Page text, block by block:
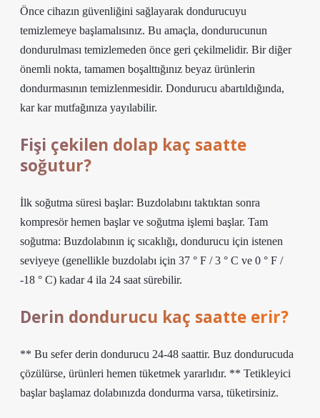
Önce cihazın güvenliğini sağlayarak dondurucuyu
temizlemeye başlamalısınız. Bu amaçla, dondurucunun
dondurulması temizlemeden önce geri çekilmelidir. Bir diğer
önemli nokta, tamamen boşalttığınız beyaz ürünlerin
dondurmasının temizlenmesidir. Dondurucu abartıldığında,
kar kar mutfağınıza yayılabilir.
Fişi çekilen dolap kaç saatte
soğutur?
İlk soğutma süresi başlar: Buzdolabını taktıktan sonra
kompresör hemen başlar ve soğutma işlemi başlar. Tam
soğutma: Buzdolabının iç sıcaklığı, dondurucu için istenen
seviyeye (genellikle buzdolabı için 37 ° F / 3 ° C ve 0 ° F /
-18 ° C) kadar 4 ila 24 saat sürebilir.
Derin dondurucu kaç saatte erir?
** Bu sefer derin dondurucu 24-48 saattir. Buz dondurucuda
çözülürse, ürünleri hemen tüketmek yararlıdır. ** Tetikleyici
başlar başlamaz dolabınızda dondurma varsa, tüketirsiniz.